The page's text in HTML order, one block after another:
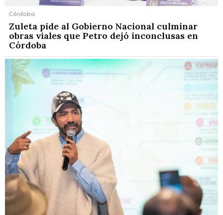
Córdoba
Zuleta pide al Gobierno Nacional culminar
obras viales que Petro dejó inconclusas en
Córdoba